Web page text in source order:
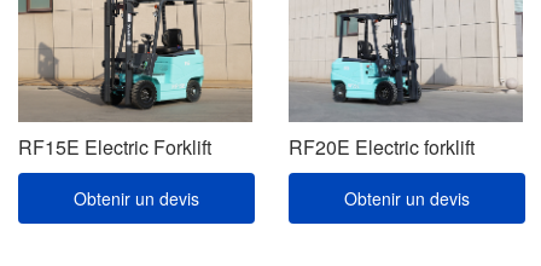
RF15E Electric Forklift
Obtenir un devis
RF20E Electric forklift
Obtenir un devis